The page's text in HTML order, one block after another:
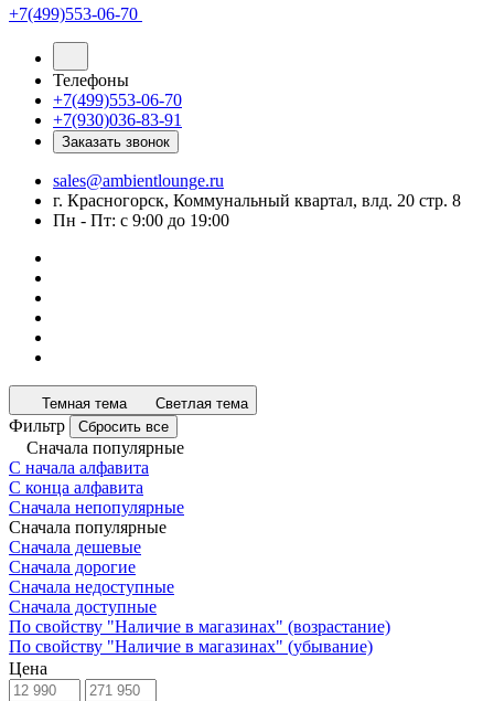
+7(499)553-06-70
Телефоны
+7(499)553-06-70
+7(930)036-83-91
Заказать звонок
sales@ambientlounge.ru
г. Красногорск, Коммунальный квартал, влд. 20 стр. 8
Пн - Пт: с 9:00 до 19:00
Темная тема Светлая тема
Фильтр Сбросить все
Сначала популярные
С начала алфавита
С конца алфавита
Сначала непопулярные
Сначала популярные
Сначала дешевые
Сначала дорогие
Сначала недоступные
Сначала доступные
По свойству "Наличие в магазинах" (возрастание)
По свойству "Наличие в магазинах" (убывание)
Цена